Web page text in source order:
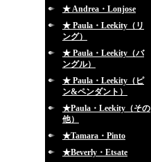
★ Andrea・Lonjose
★ Paula・Leekity（リ
ング）
★ Paula・Leekity（バ
ングル）
★ Paula・Leekity（ピ
ン&ペンダント）
★Paula・Leekity（その
他）
★Tamara・Pinto
★Beverly・Etsate